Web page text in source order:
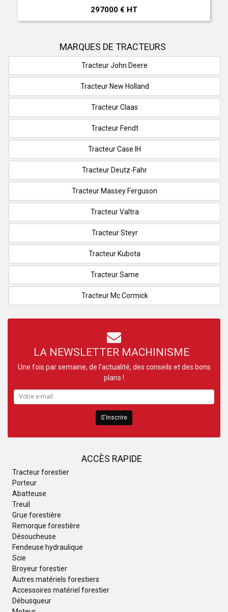
ACCÈS RAPIDE
Tracteur forestier
Porteur
Abatteuse
Treuil
Grue forestière
Remorque forestière
Désoucheuse
Fendeuse hydraulique
Scie
Broyeur forestier
Autres matériels forestiers
Accessoires matériel forestier
Débusqueur
297000 € HT
MARQUES DE TRACTEURS
Tracteur John Deere
Tracteur New Holland
Tracteur Claas
Tracteur Fendt
Tracteur Case IH
Tracteur Deutz-Fahr
Tracteur Massey Ferguson
Tracteur Valtra
Tracteur Steyr
Tracteur Kubota
Tracteur Same
Tracteur Mc Cormick
LA NEWSLETTER MACHINISME
Une fois par semaine, de l’actualité, des conseils et des bons
plans !
S'inscrire